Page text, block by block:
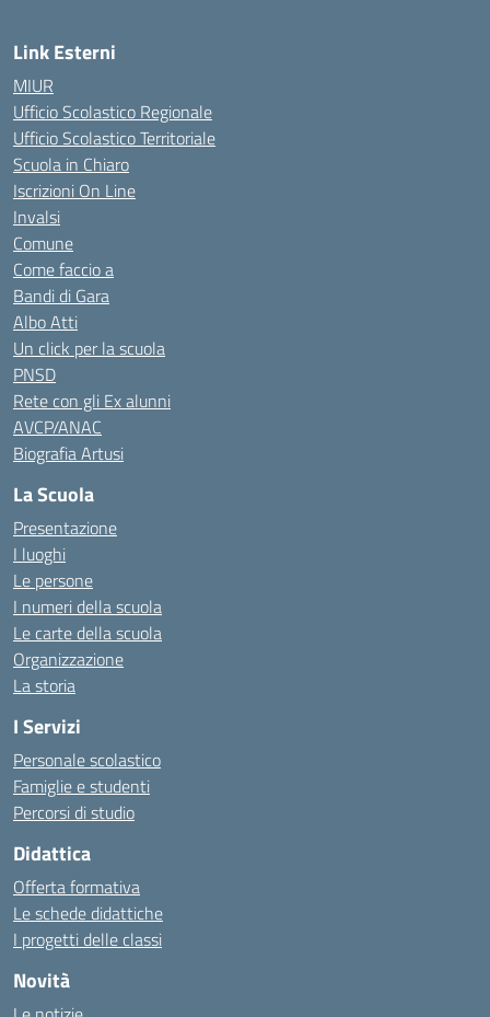
Link Esterni
MIUR
Ufficio Scolastico Regionale
Ufficio Scolastico Territoriale
Scuola in Chiaro
Iscrizioni On Line
Invalsi
Comune
Come faccio a
Bandi di Gara
Albo Atti
Un click per la scuola
PNSD
Rete con gli Ex alunni
AVCP/ANAC
Biografia Artusi
La Scuola
Presentazione
I luoghi
Le persone
I numeri della scuola
Le carte della scuola
Organizzazione
La storia
I Servizi
Personale scolastico
Famiglie e studenti
Percorsi di studio
Didattica
Offerta formativa
Le schede didattiche
I progetti delle classi
Novità